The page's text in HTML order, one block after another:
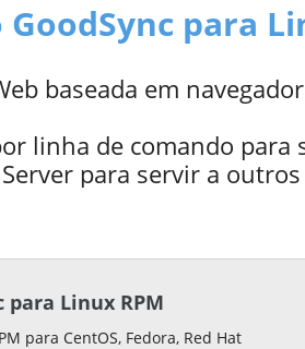
GoodSync para
baseada em
linha de comando para
para servir a
para Linux RPM
para CentOS, Fedora, Red Hat